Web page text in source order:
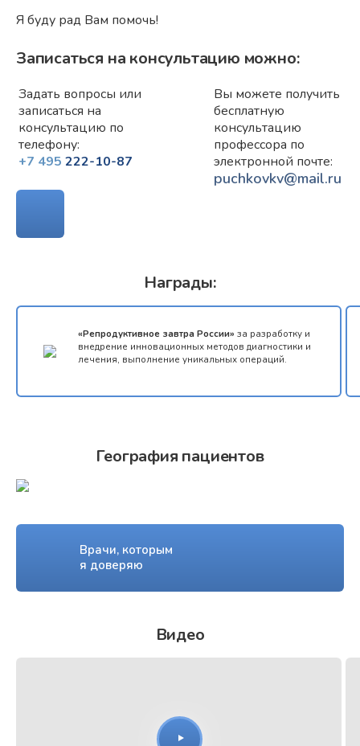
Награды:
«Репродуктивное завтра России» за разработку и
внедрение инновационных методов диагностики и
лечения, выполнение уникальных операций.
География пациентов
Врачи, которым
я доверяю
Видео
Я буду рад Вам помочь!
Записаться на консультацию можно:
Задать вопросы или
записаться на
консультацию по
телефону:
+7 495 222-10-87
Вы можете получить
бесплатную
консультацию
профессора по
электронной почте:
puchkovkv@mail.ru